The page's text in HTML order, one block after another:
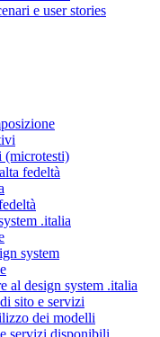
e user stories
(microtesti)
fedeltà
.italia
system
al design system .italia
sito e servizi
dei modelli
servizi disponibili